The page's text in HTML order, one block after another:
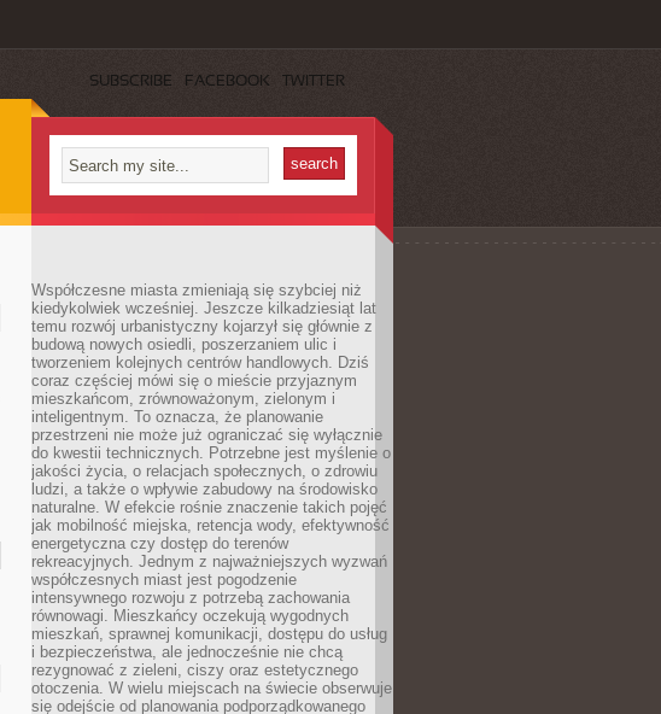
SUBSCRIBE FACEBOOK TWITTER
Współczesne miasta zmieniają się szybciej niż
kiedykolwiek wcześniej. Jeszcze kilkadziesiąt lat
temu rozwój urbanistyczny kojarzył się głównie z
budową nowych osiedli, poszerzaniem ulic i
tworzeniem kolejnych centrów handlowych. Dziś
coraz częściej mówi się o mieście przyjaznym
mieszkańcom, zrównoważonym, zielonym i
inteligentnym. To oznacza, że planowanie
przestrzeni nie może już ograniczać się wyłącznie
do kwestii technicznych. Potrzebne jest myślenie o
jakości życia, o relacjach społecznych, o zdrowiu
ludzi, a także o wpływie zabudowy na środowisko
naturalne. W efekcie rośnie znaczenie takich pojęć
jak mobilność miejska, retencja wody, efektywność
energetyczna czy dostęp do terenów
rekreacyjnych. Jednym z najważniejszych wyzwań
współczesnych miast jest pogodzenie
intensywnego rozwoju z potrzebą zachowania
równowagi. Mieszkańcy oczekują wygodnych
mieszkań, sprawnej komunikacji, dostępu do usług
i bezpieczeństwa, ale jednocześnie nie chcą
rezygnować z zieleni, ciszy oraz estetycznego
otoczenia. W wielu miejscach na świecie obserwuje
się odejście od planowania podporządkowanego